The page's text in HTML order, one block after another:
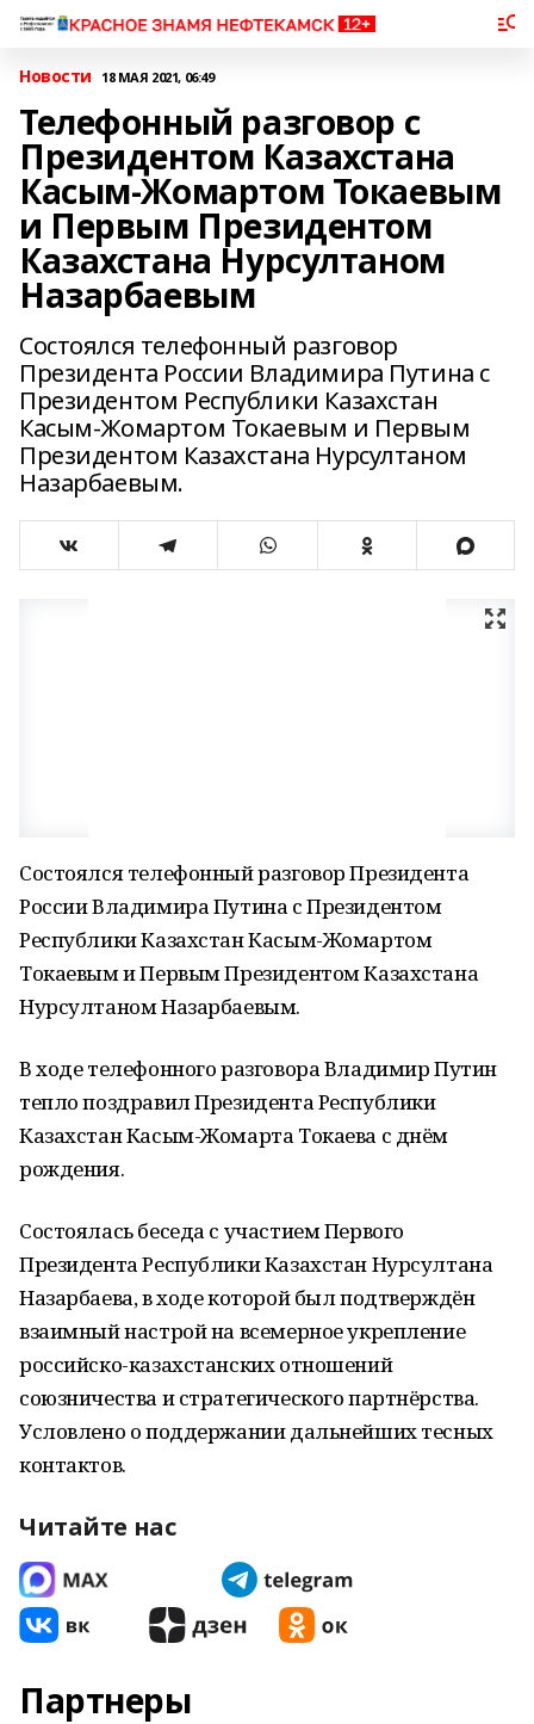
Новости 18 МАЯ 2021, 06:49
Телефонный разговор с
Президентом Казахстана
Касым-Жомартом Токаевым
и Первым Президентом
Казахстана Нурсултаном
Назарбаевым
Состоялся телефонный разговор
Президента России Владимира Путина с
Президентом Республики Казахстан
Касым-Жомартом Токаевым и Первым
Президентом Казахстана Нурсултаном
Назарбаевым.
Состоялся телефонный разговор Президента
России Владимира Путина с Президентом
Республики Казахстан Касым-Жомартом
Токаевым и Первым Президентом Казахстана
Нурсултаном Назарбаевым.
В ходе телефонного разговора Владимир Путин
тепло поздравил Президента Республики
Казахстан Касым-Жомарта Токаева с днём
рождения.
Состоялась беседа с участием Первого
Президента Республики Казахстан Нурсултана
Назарбаева, в ходе которой был подтверждён
взаимный настрой на всемерное укрепление
российско-казахстанских отношений
союзничества и стратегического партнёрства.
Условлено о поддержании дальнейших тесных
контактов.
Читайте нас
Партнеры